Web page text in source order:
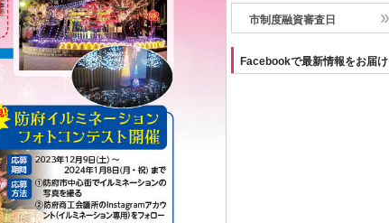
市制度融資審査日
Facebookで最新情報をお届け